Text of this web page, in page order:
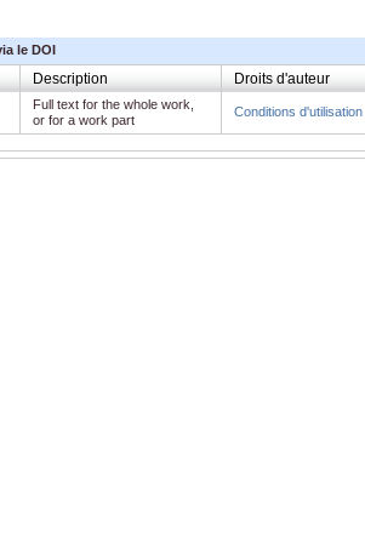
le DOI
Description Droits d'auteur
Full text for the whole work,
or for a work part
Conditions d'utilisation